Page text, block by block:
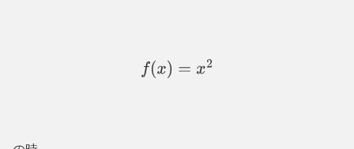
f( x)=x 2